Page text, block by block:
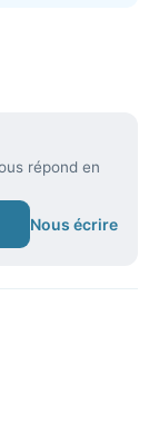
répond en
Nous écrire